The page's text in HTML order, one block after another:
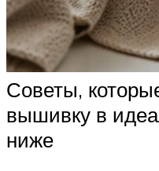
Советы,
вышивку в
ниже